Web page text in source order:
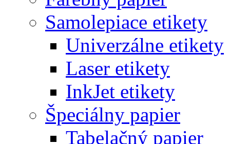
Samolepiace etikety
Univerzálne etikety
Laser etikety
InkJet etikety
Špeciálny papier
Tabelačný papier